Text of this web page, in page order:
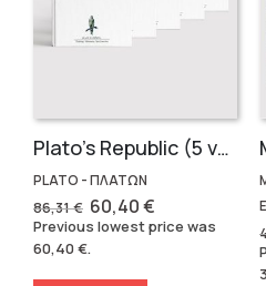
Plato’s Republic (5 volumes)
PLATO - ΠΛΑΤΩΝ
86,31€ Original
price
was:
86,31 €.
60,40€Current
price
is:
Previous lowest price was
60,40€.